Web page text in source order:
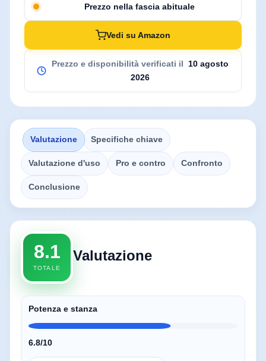
Prezzo nella fascia abituale
Vedi su Amazon
Prezzo e disponibilità verificati il
10 agosto
2026
Valutazione Specifiche chiave
Valutazione d'uso Pro e contro Confronto
Conclusione
8.1
TOTALE
Valutazione
Potenza e stanza
6.8/10